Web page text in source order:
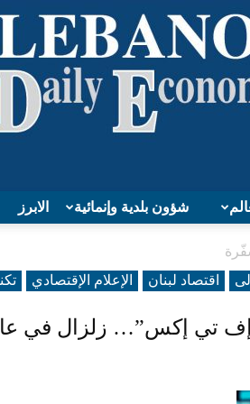
الابرز شؤون بلدية وإنمائية
اقتصاد لبنان الإعلام الإقتصادي
تي إكس”… زلزال في